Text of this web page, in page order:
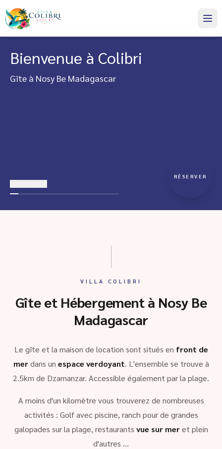
Bienvenue à Colibri
Gîte à Nosy Be Madagascar
RÉSERVER
VILLA COLIBRI
Gîte et Hébergement à Nosy Be
Madagascar
Le gîte et la maison de location sont situés en front de
merdans un espace verdoyant. L'ensemble se trouve à
2.5km de Dzamanzar. Accessible également par la plage.
A moins d'un kilomètre vous trouverez de nombreuses
activités : Golf avec piscine, ranch pour de grandes
galopades sur la plage, restaurants vue sur meret plein
d'autres …